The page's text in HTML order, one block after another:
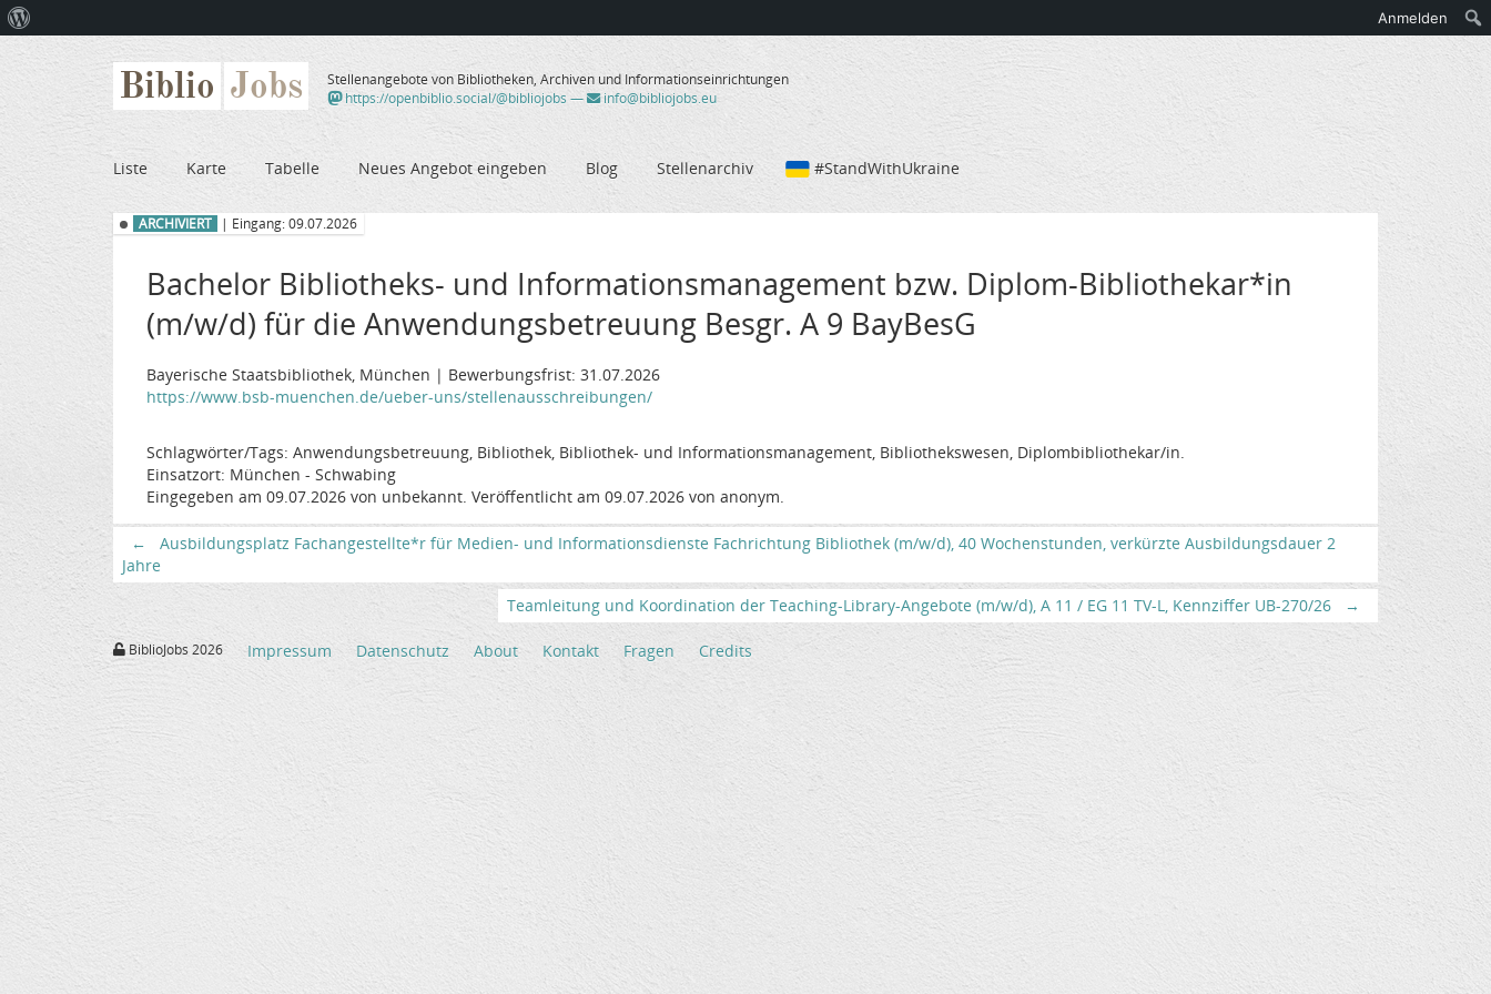
Biblio Jobs
Stellenangebote von Bibliotheken, Archiven und Informationseinrichtungen
https://openbiblio.social/@bibliojobs — info@bibliojobs.eu
Liste Karte Tabelle Neues Angebot eingeben Blog Stellenarchiv #StandWithUkraine
ARCHIVIERT | Eingang: 09.07.2026
Bachelor Bibliotheks- und Informationsmanagement bzw. Diplom-Bibliothekar*in
(m/w/d) für die Anwendungsbetreuung Besgr. A 9 BayBesG
Bayerische Staatsbibliothek, München | Bewerbungsfrist: 31.07.2026
https://www.bsb-muenchen.de/ueber-uns/stellenausschreibungen/
Schlagwörter/Tags: Anwendungsbetreuung, Bibliothek, Bibliothek- und Informationsmanagement, Bibliothekswesen, Diplombibliothekar/in.
Einsatzort: München - Schwabing
Eingegeben am 09.07.2026 von unbekannt. Veröffentlicht am 09.07.2026 von anonym.
←
Ausbildungsplatz Fachangestellte*r für Medien- und Informationsdienste Fachrichtung Bibliothek (m/w/d), 40 Wochenstunden, verkürzte Ausbildungsdauer 2
Jahre
Teamleitung und Koordination der Teaching-Library-Angebote (m/w/d), A 11 / EG 11 TV-L, Kennziffer UB-270/26
→
BiblioJobs 2026 Impressum Datenschutz About Kontakt Fragen Credits
WordPress
Anmelden